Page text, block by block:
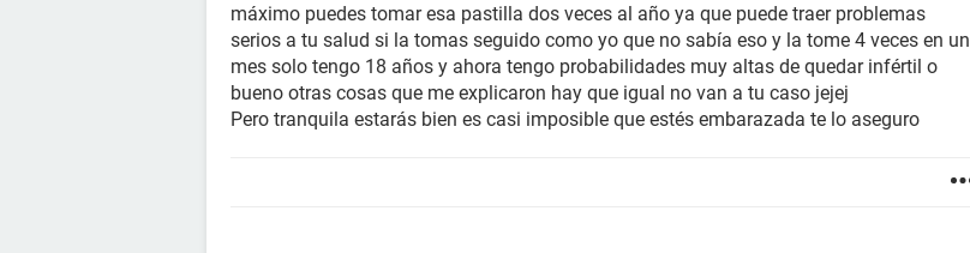
máximo puedes tomar esa pastilla dos veces al año ya que puede traer problemas
serios a tu salud si la tomas seguido como yo que no sabía eso y la tome 4 veces en un
mes solo tengo 18 años y ahora tengo probabilidades muy altas de quedar infértil o
bueno otras cosas que me explicaron hay que igual no van a tu caso jejej
Pero tranquila estarás bien es casi imposible que estés embarazada te lo aseguro